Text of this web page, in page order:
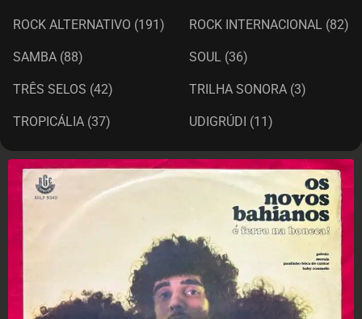
ROCK ALTERNATIVO (191) ROCK INTERNACIONAL (82)
SAMBA (88) SOUL (36)
TRÊS SELOS (42) TRILHA SONORA (3)
TROPICÁLIA (37) UDIGRÚDI (11)